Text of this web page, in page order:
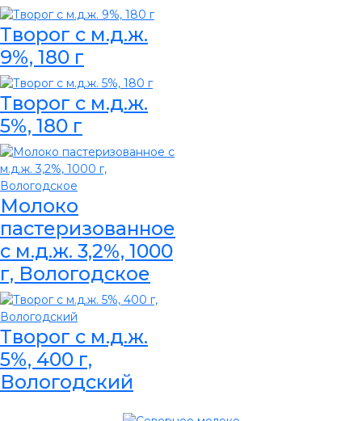
Творог с м.д.ж.
9%, 180 г
Творог с м.д.ж.
5%, 180 г
Молоко
пастеризованное
с м.д.ж. 3,2%, 1000
г, Вологодское
Творог с м.д.ж.
5%, 400 г,
Вологодский